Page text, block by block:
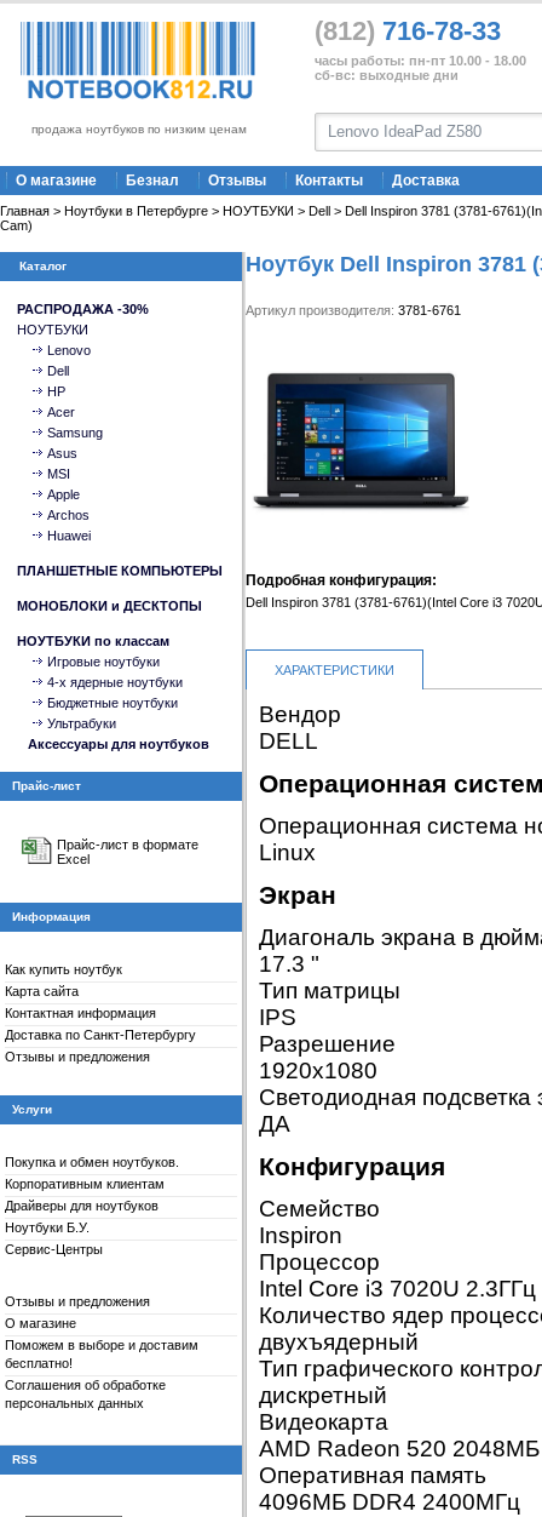
продажа ноутбуков по низким ценам
(812) 716-78-33
часы работы: пн-пт 10.00 - 18.00
сб-вс: выходные дни
О магазине Безнал Отзывы Контакты Доставка
Главная > Ноутбуки в Петербурге > НОУТБУКИ > Dell > Dell Inspiron 3781 (3781-
Cam)
Каталог
РАСПРОДАЖА -30%
НОУТБУКИ
Lenovo
Dell
HP
Acer
Samsung
Asus
MSI
Apple
Archos
Huawei
ПЛАНШЕТНЫЕ КОМПЬЮТЕРЫ
МОНОБЛОКИ и ДЕСКТОПЫ
НОУТБУКИ по классам
Игровые ноутбуки
4-x ядерные ноутбуки
Бюджетные ноутбуки
Ультрабуки
Аксессуары для ноутбуков
Прайс-лист
Прайс-лист в формате
Excel
Информация
Как купить ноутбук
Карта сайта
Контактная информация
Доставка по Санкт-Петербургу
Отзывы и предложения
Услуги
Покупка и обмен ноутбуков.
Корпоративным клиентам
Драйверы для ноутбуков
Ноутбуки Б.У.
Сервис-Центры
Отзывы и предложения
О магазине
Поможем в выборе и доставим
бесплатно!
Соглашения об обработке
персональных данных
RSS
Ноутбук Dell Inspiron 3781
Артикул производителя: 3781-6761
Подробная конфигурация:
Dell Inspiron 3781 (3781-6761)(Intel Core i3
ХАРАКТЕРИСТИКИ
Вендор
DELL
Операционная
Операционная система
Linux
Экран
Диагональ экрана в
17.3 "
Тип матрицы
IPS
Разрешение
1920x1080
Светодиодная подсветка
ДА
Конфигурация
Семейство
Inspiron
Процессор
Intel Core i3 7020U 2.3ГГц
Количество ядер
двухъядерный
Тип графического
дискретный
Видеокарта
AMD Radeon 520 2048МБ
Оперативная память
4096МБ DDR4 2400МГц